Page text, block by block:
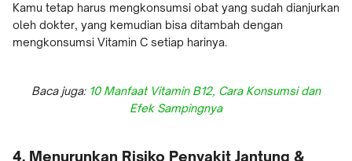
Kamu tetap harus mengkonsumsi obat yang sudah dianjurkan
oleh dokter, yang kemudian bisa ditambah dengan
mengkonsumsi Vitamin C setiap harinya.
Baca juga: 10 Manfaat Vitamin B12, Cara Konsumsi dan
Efek Sampingnya
4. Menurunkan Risiko Penyakit Jantung &